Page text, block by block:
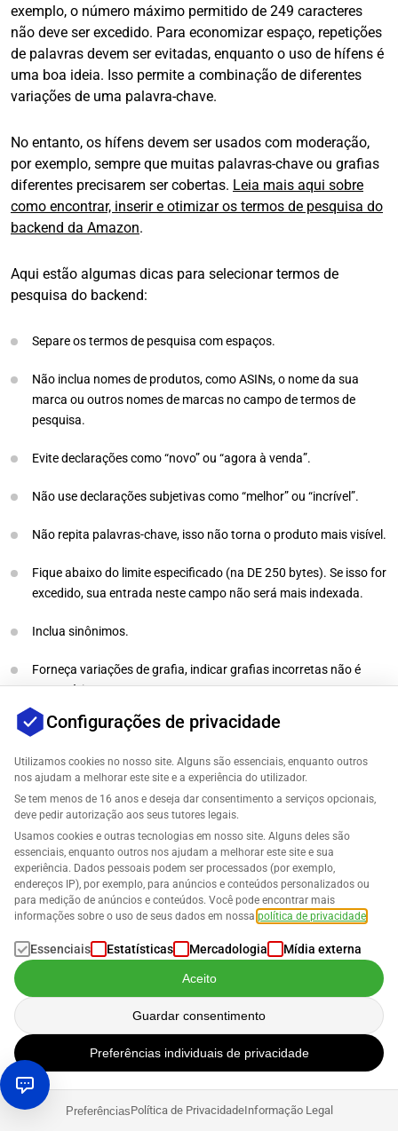
exemplo, o número máximo permitido de 249 caracteres
não deve ser excedido. Para economizar espaço, repetições
de palavras devem ser evitadas, enquanto o uso de hífens é
uma boa ideia. Isso permite a combinação de diferentes
variações de uma palavra-chave.
No entanto, os hífens devem ser usados com moderação,
por exemplo, sempre que muitas palavras-chave ou grafias
diferentes precisarem ser cobertas. Leia mais aqui sobre
como encontrar, inserir e otimizar os termos de pesquisa do
backend da Amazon.
Aqui estão algumas dicas para selecionar termos de
pesquisa do backend:
Separe os termos de pesquisa com espaços.
Não inclua nomes de produtos, como ASINs, o nome da sua
marca ou outros nomes de marcas no campo de termos de
pesquisa.
Evite declarações como “novo” ou “agora à venda”.
Não use declarações subjetivas como “melhor” ou “incrível”.
Não repita palavras-chave, isso não torna o produto mais visível.
Fique abaixo do limite especificado (na DE 250 bytes). Se isso for
excedido, sua entrada neste campo não será mais indexada.
Inclua sinônimos.
Forneça variações de grafia, indicar grafias incorretas não é
necessário.
Forneça abreviações e nomes alternativos.
Maiúsculas e minúsculas não são relevantes aqui.
Amazon SEO: Os fatores de classificação mais
importantes de relance
Título de produto otimizado
Atributos/pontos de bala otimizados
Palavras-chave na descrição do produto
Preço do produto
Palavras-chave/termos de pesquisa do backend no Amazon
Seller Central
Classificações de vendas e mais vendidos
Configurações de privacidade
Utilizamos cookies no nosso site. Alguns são essenciais, enquanto outros
nos ajudam a melhorar este site e a experiência do utilizador.
Se tem menos de 16 anos e deseja dar consentimento a serviços opcionais,
deve pedir autorização aos seus tutores legais.
Usamos cookies e outras tecnologias em nosso site. Alguns deles são
essenciais, enquanto outros nos ajudam a melhorar este site e sua
experiência. Dados pessoais podem ser processados (por exemplo,
endereços IP), por exemplo, para anúncios e conteúdos personalizados ou
para medição de anúncios e conteúdos. Você pode encontrar mais
informações sobre o uso de seus dados em nossa política de privacidade
Essenciais Estatísticas Mercadologia Mídia externa
Aceito
Guardar consentimento
Preferências individuais de privacidade
PreferênciasPolítica de PrivacidadeInformação Legal